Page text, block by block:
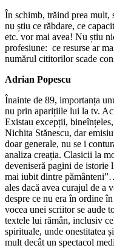
În schimb, trăind prea mult,
nu știu ce răbdare, ce
etc. vor mai avea! Nu știu
profesiune: ce resurse ar
numărul cititorilor scade
Adrian Popescu
Înainte de 89, importanța
nu prin aparițiile lui la tv.
Existau excepții,
Nichita Stănescu, dar
doar generale, nu se i
analiza creația. Clasicii la
deveniseră pagini de istorie
mai iubit dintre
ales dacă avea curajul de a
despre ce nu era în ordine
vocea unei scriitor se aude
textele lui rămân, inclusiv
spirituale, unde onestitatea
mult decât un spectacol